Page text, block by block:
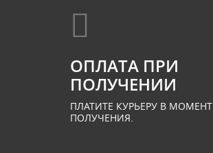
ОПЛАТА ПРИ
ПОЛУЧЕНИИ
ПЛАТИТЕ КУРЬЕРУ В МОМЕНТ
ПОЛУЧЕНИЯ.